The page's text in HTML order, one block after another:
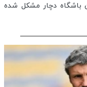
باشگاه دچار مشکل شده